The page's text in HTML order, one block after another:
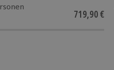
719,90 €